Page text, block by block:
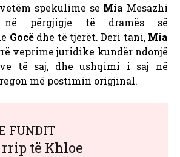
spekulime se Mia Mesazhi
përgjigje të dramës së
Gocëdhe të tjerët.Deri tani, Mia
veprime juridike kundër ndonjë
të saj, dhe ushqimi i saj në
më postimin origjinal.
FUNDIT
rrip të Khloe